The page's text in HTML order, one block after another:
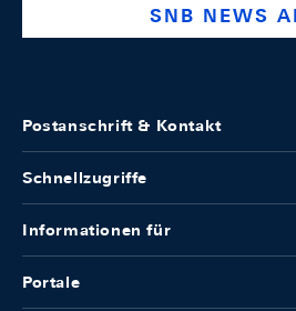
SNB NEWS
Postanschrift & Kontakt
Schnellzugriffe
Informationen für
Portale